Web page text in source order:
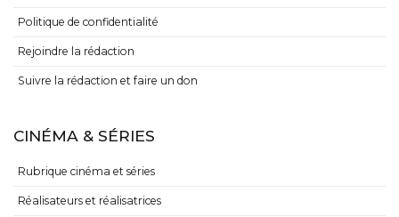
Politique de confidentialité
Rejoindre la rédaction
Suivre la rédaction et faire un don
CINÉMA & SÉRIES
Rubrique cinéma et séries
Réalisateurs et réalisatrices